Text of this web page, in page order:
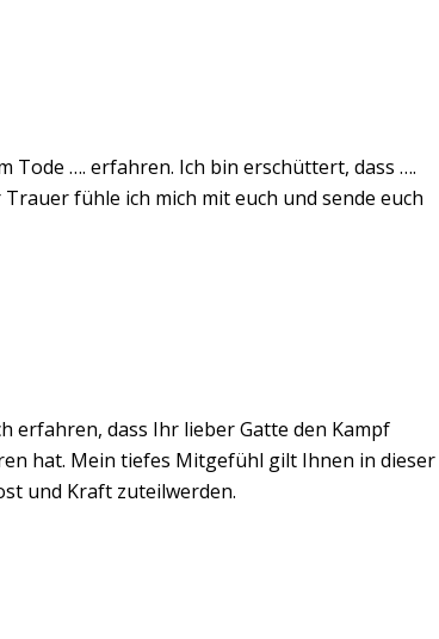
Tode …. erfahren. Ich bin erschüttert, dass ….
fühle ich mich mit euch und sende euch
erfahren, dass Ihr lieber Gatte den Kampf
hat. Mein tiefes Mitgefühl gilt Ihnen in dieser
und Kraft zuteilwerden.